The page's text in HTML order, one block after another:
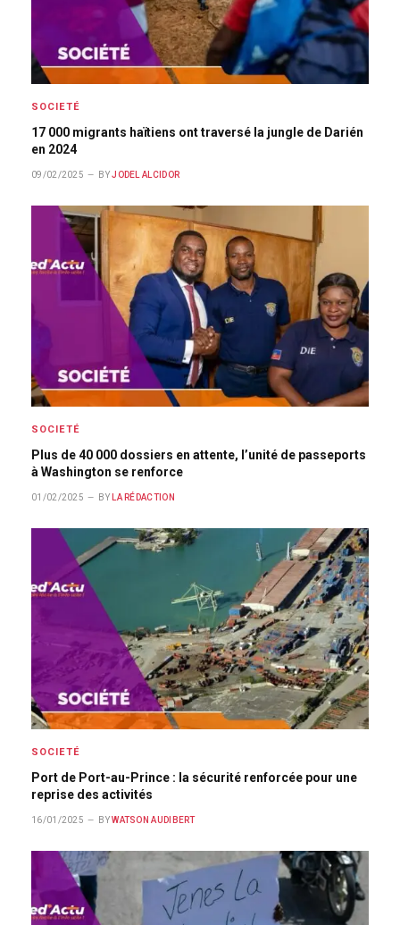
SOCIETÉ
17 000 migrants haïtiens ont traversé la jungle de Darién
en 2024
09/02/2025 BY JODEL ALCIDOR
SOCIETÉ
Plus de 40 000 dossiers en attente, l’unité de passeports
à Washington se renforce
01/02/2025 BY LA RÉDACTION
SOCIETÉ
Port de Port-au-Prince : la sécurité renforcée pour une
reprise des activités
16/01/2025 BY WATSON AUDIBERT